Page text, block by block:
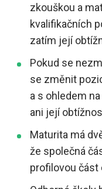
zkouškou a
kvalifikačních
zatím její
Pokud se
se změnit
a s ohledem
ani její
Maturita má
že společná
profilovou část